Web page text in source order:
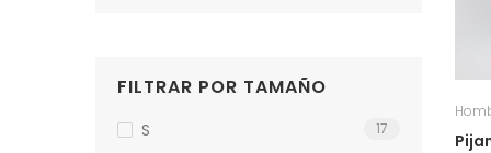
FILTRAR POR TAMAÑO
S 17